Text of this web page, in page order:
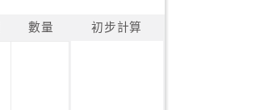
數量 初步計算